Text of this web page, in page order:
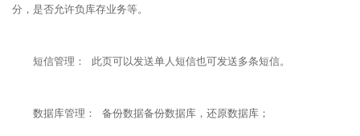
分，是否允许负库存业务等。
短信管理： 此页可以发送单人短信也可发送多条短信。
数据库管理： 备份数据备份数据库，还原数据库；